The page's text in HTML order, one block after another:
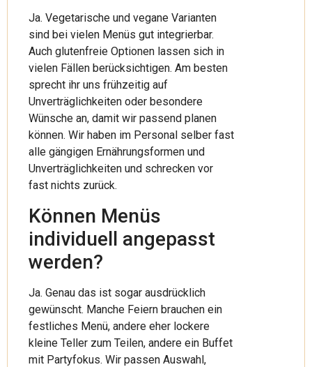
Ja. Vegetarische und vegane Varianten
sind bei vielen Menüs gut integrierbar.
Auch glutenfreie Optionen lassen sich in
vielen Fällen berücksichtigen. Am besten
sprecht ihr uns frühzeitig auf
Unverträglichkeiten oder besondere
Wünsche an, damit wir passend planen
können. Wir haben im Personal selber fast
alle gängigen Ernährungsformen und
Unverträglichkeiten und schrecken vor
fast nichts zurück.
Können Menüs
individuell angepasst
werden?
Ja. Genau das ist sogar ausdrücklich
gewünscht. Manche Feiern brauchen ein
festliches Menü, andere eher lockere
kleine Teller zum Teilen, andere ein Buffet
mit Partyfokus. Wir passen Auswahl,